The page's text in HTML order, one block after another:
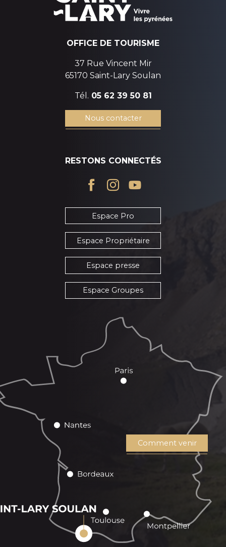
OFFICE DE TOURISME
37 Rue Vincent Mir
65170 Saint-Lary Soulan
Tél. 05 62 39 50 81
Nous contacter
RESTONS CONNECTÉS
Espace Pro
Espace Propriétaire
Espace presse
Espace Groupes
Comment venir